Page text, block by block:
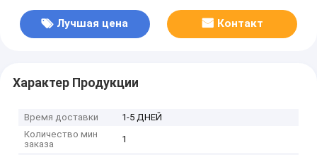
Лучшая цена Контакт
Характер Продукции
Время доставки
1-5 ДНЕЙ
Количество мин
заказа
1